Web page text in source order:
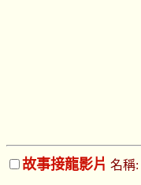
故事接龍影片 名稱: